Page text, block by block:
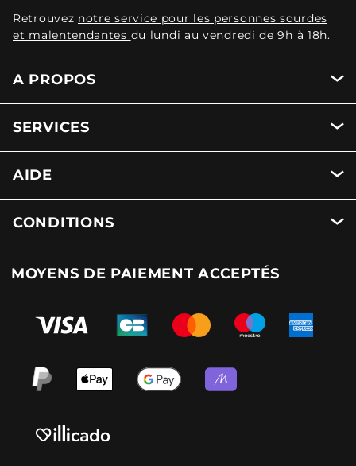
Retrouvez notre service pour les personnes sourdes
et malentendantes du lundi au vendredi de 9h à 18h.
A PROPOS
SERVICES
AIDE
CONDITIONS
MOYENS DE PAIEMENT ACCEPTÉS